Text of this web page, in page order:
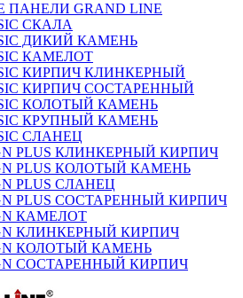
GRAND LINE
СКАЛА
ДИКИЙ КАМЕНЬ
КАМЕЛОТ
КИРПИЧ КЛИНКЕРНЫЙ
КИРПИЧ СОСТАРЕННЫЙ
КОЛОТЫЙ КАМЕНЬ
КРУПНЫЙ КАМЕНЬ
СЛАНЕЦ
PLUS КЛИНКЕРНЫЙ КИРПИЧ
PLUS КОЛОТЫЙ КАМЕНЬ
PLUS СЛАНЕЦ
PLUS СОСТАРЕННЫЙ КИРПИЧ
КАМЕЛОТ
КЛИНКЕРНЫЙ КИРПИЧ
КОЛОТЫЙ КАМЕНЬ
СОСТАРЕННЫЙ КИРПИЧ